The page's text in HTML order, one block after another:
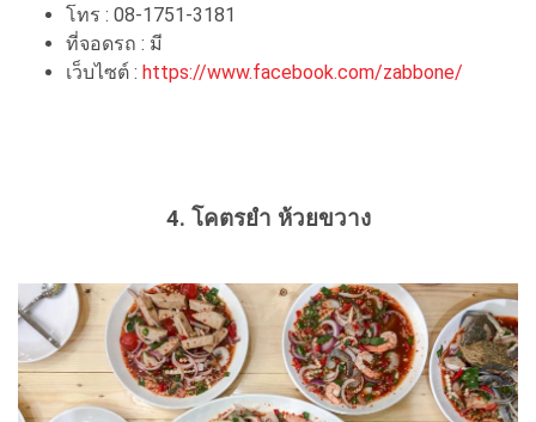
โทร : 08-1751-3181
ที่จอดรถ : มี
เว็บไซต์ : https://www.facebook.com/zabbone/
4. โคตรยำ ห้วยขวาง